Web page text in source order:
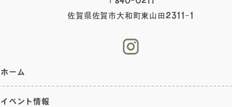
佐賀県佐賀市大和町東山田2311-1
ホーム
イベント情報